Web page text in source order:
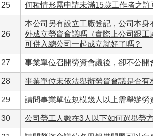
25 何種情形需申請未滿15歲工作者之
26
本公司另有設立工廠登記，公司本
外成立勞資會議嗎（實際上公司跟
可併入總公司一起成立就好了嗎？
27 事業單位召開勞資會議後，卻不公開
28 事業單位未依法舉辦勞資會議是否有
29 請問事業單位規模幾人以上需舉辦勞
30 公司勞工人數在3人以下如何選舉勞